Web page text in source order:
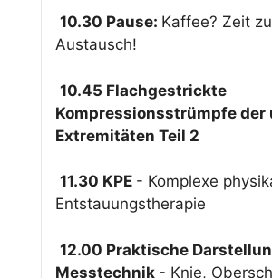
10.30 Pause: Kaffee? Zeit
Austausch!
10.45 Flachgestrickte
Kompressionsstrümpfe der
Extremitäten Teil 2
11.30 KPE - Komplexe
Entstauungstherapie
12.00 Praktische
Messtechnik - Knie,